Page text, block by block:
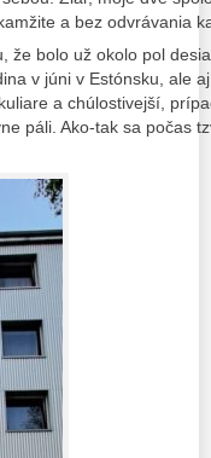
a bez odvrávania
že bolo už okolo pol
v júni v Estónsku, ale
a chúlostivejší,
páli. Ako-tak sa počas